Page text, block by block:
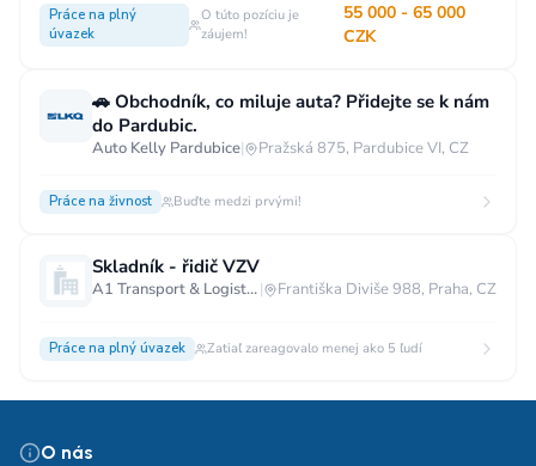
Práce na plný
úvazek
O túto pozíciu je
záujem!
55 000 - 65 000
CZK
🚗 Obchodník, co miluje auta? Přidejte se k nám
do Pardubic.
Auto Kelly Pardubice| Pražská 875, Pardubice VI, CZ
Práce na živnost Buďte medzi prvými!
Skladník - řidič VZV
A1 Transport & Logistic s.r.o.| Františka Diviše 988, Praha, CZ
Práce na plný úvazek Zatiaľ zareagovalo menej ako 5 ľudí
O nás